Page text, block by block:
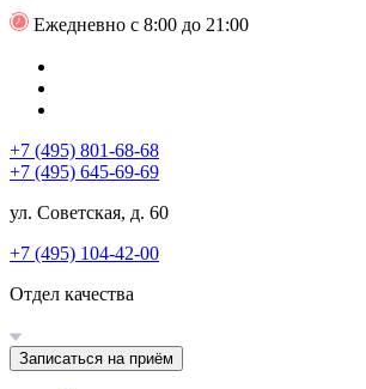
Ежедневно с 8:00 до 21:00
+7 (495) 801-68-68
+7 (495) 645-69-69
ул. Советская, д. 60
+7 (495) 104-42-00
Отдел качества
Записаться на приём